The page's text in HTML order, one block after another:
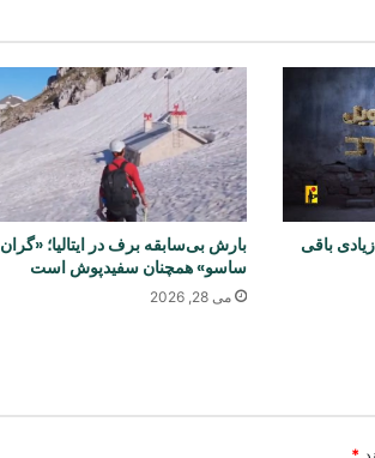
روسیه علیه ۳۵ جنگجوی خارجی در
دوسیه تهاجم به کورسک اعلام جرم کرد
ترامپ بار دیگر ایران را به حمله تهدید
کرد و از تمایل به توافق سخن گفت
آزادی ۳۲۵ مهاجر افغان از زندان‌های
پاکستان و بازگشت آنان به کشور
باقی
بارش بی‌سابقه برف در ایتالیا؛ «گران
ساسو» همچنان سفیدپوش است
می 28, 2026